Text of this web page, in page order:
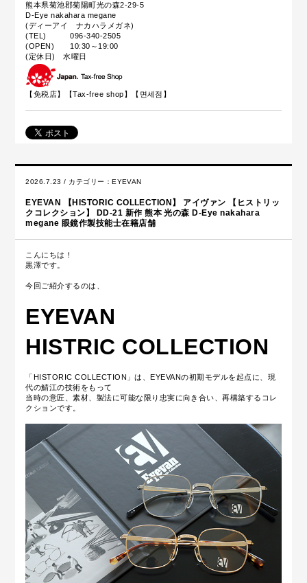
熊本県菊池郡菊陽町光の森2-29-5
D-Eye nakahara megane
(ディーアイ ナカハラメガネ)
(TEL) 096-340-2505
(OPEN) 10:30～19:00
(定休日) 水曜日
【免税店】【Tax-free shop 】【면세점】
2026.7.23 / カテゴリー： EYEVAN
EYEVAN 【HISTORIC COLLECTION】 アイヴァン 【ヒストリッ
クコレクション】 DD-21 新作 熊本 光の森 D-Eye nakahara
megane 眼鏡作製技能士在籍店舗
こんにちは！
黒澤です。
今回ご紹介するのは、
EYEVAN
HISTRIC COLLECTION
「HISTORIC COLLECTION」は、EYEVANの初期モデルを起点に、現
代の鯖江の技術をもって
当時の意匠、素材、製法に可能な限り忠実に向き合い、再構築するコレ
クションです。